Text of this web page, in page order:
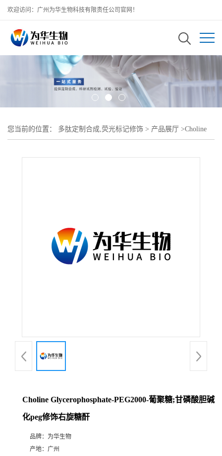
欢迎访问：广州为华生物科技有限责任公司官网！
您当前的位置： 多肽定制合成,荧光标记修饰 > 产品展厅 >Choline
Choline Glycerophosphate-PEG2000-葡聚糖;甘磷酸胆碱
化peg修饰右旋糖酐
品牌： 为华生物
产地： 广州